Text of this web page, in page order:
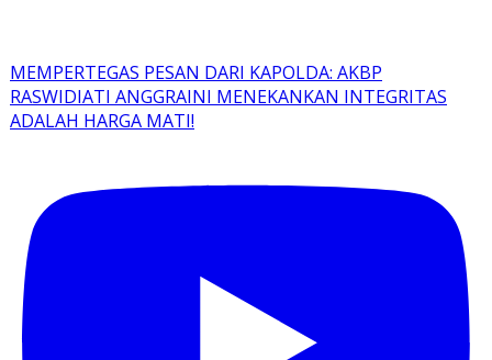
MEMPERTEGAS PESAN DARI KAPOLDA: AKBP
RASWIDIATI ANGGRAINI MENEKANKAN INTEGRITAS
ADALAH HARGA MATI!